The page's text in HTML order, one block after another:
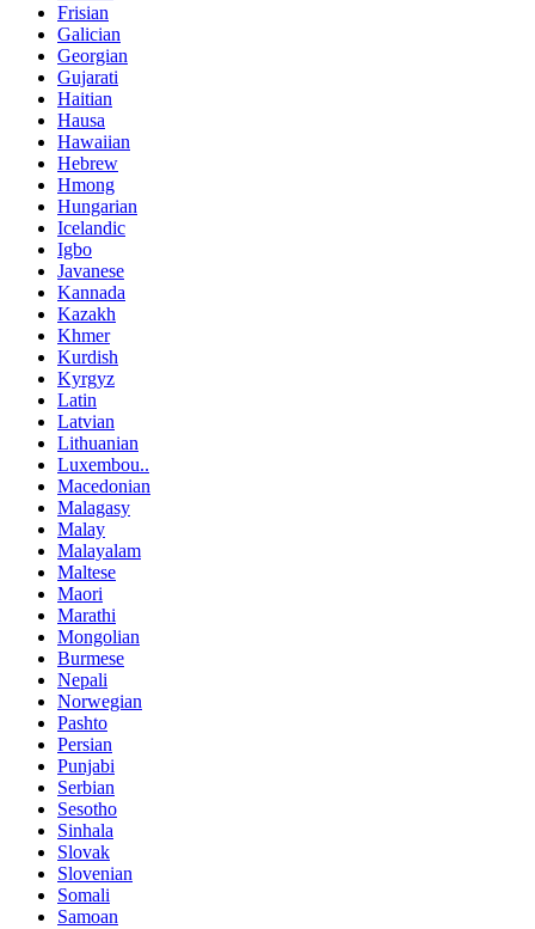
Frisian
Galician
Georgian
Gujarati
Haitian
Hausa
Hawaiian
Hebrew
Hmong
Hungarian
Icelandic
Igbo
Javanese
Kannada
Kazakh
Khmer
Kurdish
Kyrgyz
Latin
Latvian
Lithuanian
Luxembou..
Macedonian
Malagasy
Malay
Malayalam
Maltese
Maori
Marathi
Mongolian
Burmese
Nepali
Norwegian
Pashto
Persian
Punjabi
Serbian
Sesotho
Sinhala
Slovak
Slovenian
Somali
Samoan